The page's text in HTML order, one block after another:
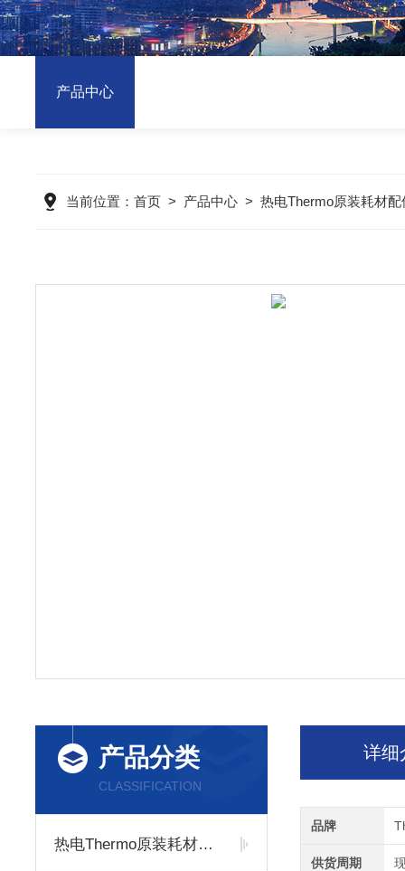
产品中心
当前位置： 首页 > 产品中心 > 热电Thermo原装耗材配
产品分类
CLASSIFICATION
热电Thermo原装耗材配件
详细
品牌
供货周期